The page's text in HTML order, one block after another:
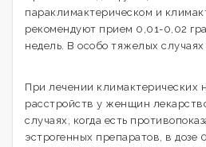
параклимактерическом и
рекомендуют прием 0,01-0,02
недель. В особо тяжелых
При лечении климактерических
расстройств у женщин
случаях, когда есть
эстрогенных препаратов, в дозе